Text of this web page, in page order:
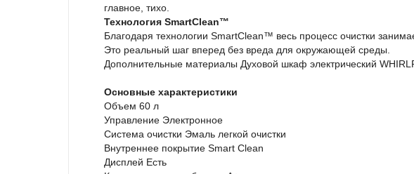
главное, тихо.
Технология SmartClean™
Благодаря технологии SmartClean™ весь процесс очистки
Это реальный шаг вперед без вреда для окружающей среды.
Дополнительные материалы Духовой шкаф электрический
Основные характеристики
Объем 60 л
Управление Электронное
Система очистки Эмаль легкой очистки
Внутреннее покрытие Smart Clean
Дисплей Есть